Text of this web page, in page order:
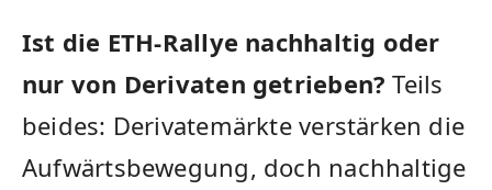
Ist die ETH-Rallye nachhaltig oder
nur von Derivaten getrieben? Teils
beides: Derivatemärkte verstärken die
Aufwärtsbewegung, doch nachhaltige